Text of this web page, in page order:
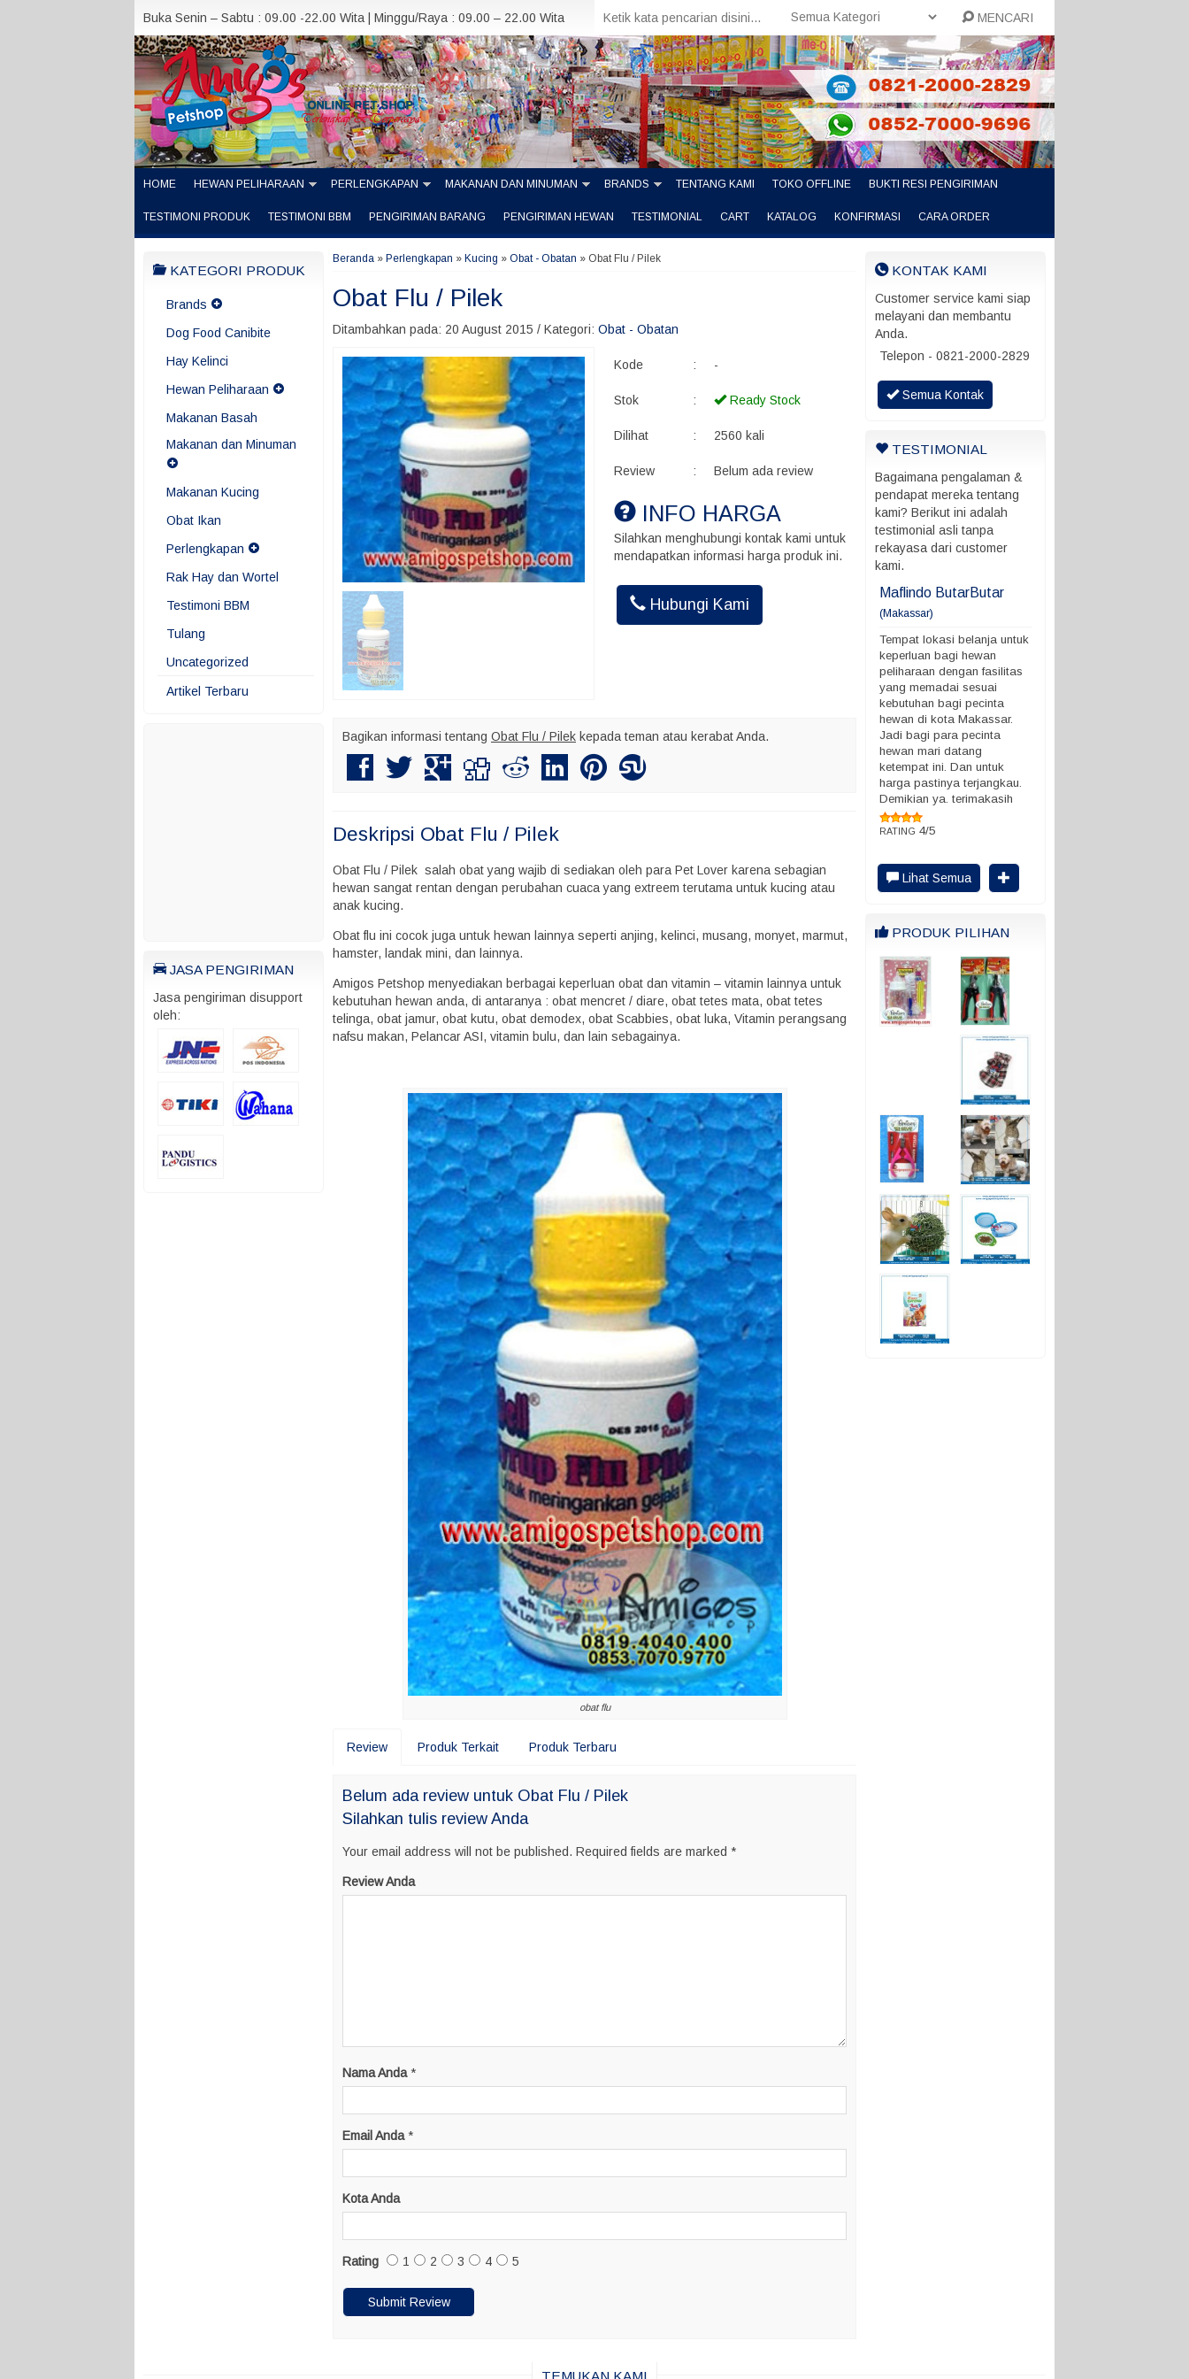
Buka Senin – Sabtu : 09.00 -22.00 Wita | Minggu/Raya : 09.00 – 22.00 Wita MENCARI
HOME HEWAN PELIHARAAN PERLENGKAPAN MAKANAN DAN MINUMAN BRANDS TENTANG KAMI TOKO OFFLINE BUKTI RESI PENGIRIMAN
TESTIMONI PRODUK TESTIMONI BBM PENGIRIMAN BARANG PENGIRIMAN HEWAN TESTIMONIAL CART KATALOG KONFIRMASI CARA ORDER
KATEGORI PRODUK
Brands
Dog Food Canibite
Hay Kelinci
Hewan Peliharaan
Makanan Basah
Makanan dan Minuman
Makanan Kucing
Obat Ikan
Perlengkapan
Rak Hay dan Wortel
Testimoni BBM
Tulang
Uncategorized
Artikel Terbaru
JASA PENGIRIMAN
Jasa pengiriman disupport
oleh:
Beranda » Perlengkapan » Kucing » Obat - Obatan » Obat Flu / Pilek
Obat Flu / Pilek
Ditambahkan pada: 20 August 2015 / Kategori: Obat - Obatan
Kode : -
Stok : Ready Stock
Dilihat : 2560 kali
Review : Belum ada review
INFO HARGA
Silahkan menghubungi kontak kami untuk
mendapatkan informasi harga produk ini.
Hubungi Kami
Bagikan informasi tentang Obat Flu / Pilek kepada teman atau kerabat Anda.
Deskripsi Obat Flu / Pilek
Obat Flu / Pilek salah obat yang wajib di sediakan oleh para Pet Lover karena sebagian
hewan sangat rentan dengan perubahan cuaca yang extreem terutama untuk kucing atau
anak kucing.
Obat flu ini cocok juga untuk hewan lainnya seperti anjing, kelinci, musang, monyet, marmut,
hamster, landak mini, dan lainnya.
Amigos Petshop menyediakan berbagai keperluan obat dan vitamin – vitamin lainnya untuk
kebutuhan hewan anda, di antaranya : obat mencret / diare, obat tetes mata, obat tetes
telinga, obat jamur, obat kutu, obat demodex, obat Scabbies, obat luka, Vitamin perangsang
nafsu makan, Pelancar ASI, vitamin bulu, dan lain sebagainya.
obat flu
Review Produk Terkait Produk Terbaru
Belum ada review untuk Obat Flu / Pilek
Silahkan tulis review Anda
Your email address will not be published. Required fields are marked *
Review Anda
Nama Anda *
Email Anda *
Kota Anda
Rating 1 2 3 4 5
KONTAK KAMI
Customer service kami siap
melayani dan membantu
Anda.
Telepon - 0821-2000-2829
Semua Kontak
TESTIMONIAL
Bagaimana pengalaman &
pendapat mereka tentang
kami? Berikut ini adalah
testimonial asli tanpa
rekayasa dari customer
kami.
Akhmad Insani
Kalo kirim burung ada batas
Maflindo ButarButar
(Makassar)
Tempat lokasi belanja untuk
keperluan bagi hewan
peliharaan dengan fasilitas
yang memadai sesuai
kebutuhan bagi pecinta
hewan di kota Makassar.
Jadi bagi para pecinta
hewan mari datang
ketempat ini. Dan untuk
harga pastinya terjangkau.
Demikian ya. terimakasih
RATING 4/5
Lihat Semua
PRODUK PILIHAN